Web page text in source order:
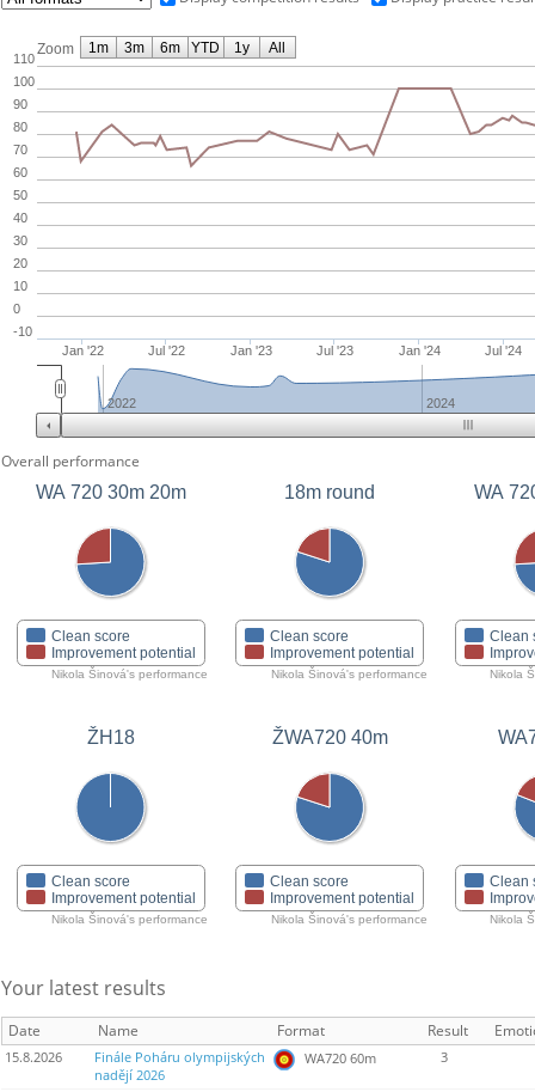
Zoom
Jan '22 Jul '22 Jan '23 Jul '23 Jan '24 Jul '24
0
10
20
30
40
50
60
70
80
90
100
110
-10
2022 2024
1m 3m 6m YTD 1y All
Overall performance
WA 720 30m 20m
Clean score
Improvement potential
Nikola Šinová's performance
18m round
Clean score
Improvement potential
Nikola Šinová's performance
WA
Clean
Nikola
ŽH18
Clean score
Improvement potential
Nikola Šinová's performance
ŽWA720 40m
Clean score
Improvement potential
Nikola Šinová's performance
Clean
Nikola
Your latest results
Date Name Format Result
15.8.2026
Finále Poháru olympijských
nadějí 2026
WA720 60m 3